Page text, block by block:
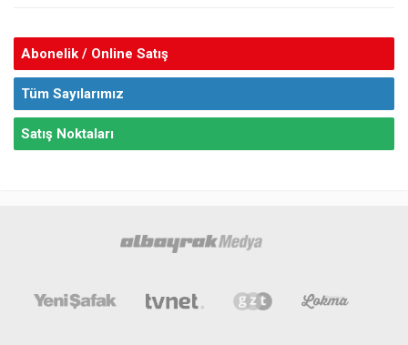
Abonelik / Online Satış
Tüm Sayılarımız
Satış Noktaları